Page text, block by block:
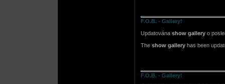
F.O.B. - Gallery!
Updatována show galleryo
The show galleryhas been
F.O.B. - Gallery!